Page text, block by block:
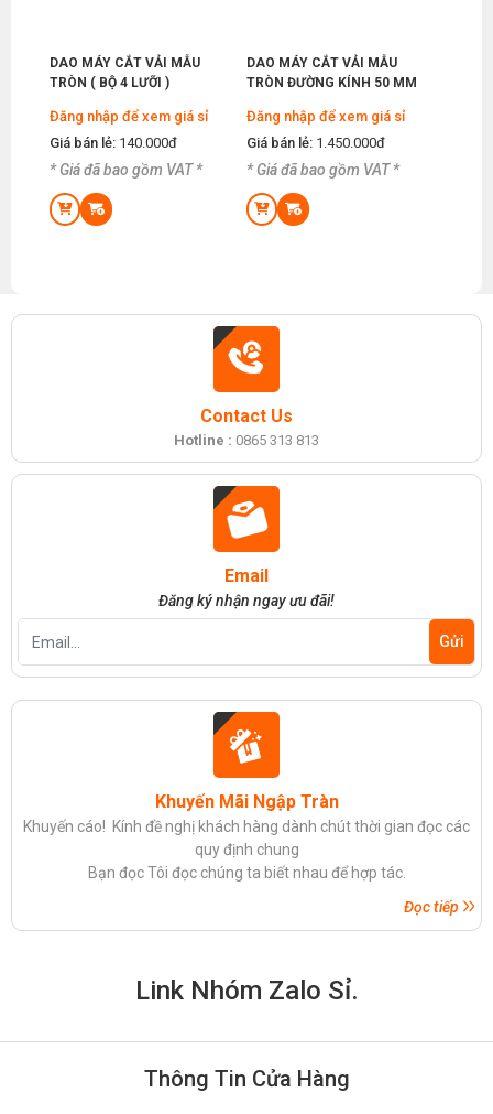
DAO MÁY CẮT VẢI MẪU
TRÒN ( BỘ 4 LƯỠI )
Đăng nhập để xem giá sỉ
Giá bán lẻ: 140.000đ
* Giá đã bao gồm VAT *
DAO MÁY CẮT VẢI MẪU
TRÒN ĐƯỜNG KÍNH 50 MM
Đăng nhập để xem giá sỉ
Giá bán lẻ: 1.450.000đ
* Giá đã bao gồm VAT *
Contact Us
Hotline : 0865 313 813
Email
Đăng ký nhận ngay ưu đãi!
Khuyến Mãi Ngập Tràn
Khuyến cáo! Kính đề nghị khách hàng dành chút thời gian đọc các
quy định chung
Bạn đọc Tôi đọc chúng ta biết nhau để hợp tác.
Đọc tiếp
Link Nhóm Zalo Sỉ.
Thông Tin Cửa Hàng